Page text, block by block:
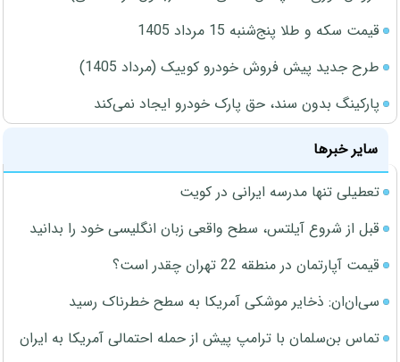
قیمت سکه و طلا پنج‌شنبه 15 مرداد 1405
طرح جدید پیش فروش خودرو کوییک (مرداد 1405)
پارکینگ بدون سند، حق پارک خودرو ایجاد نمی‌کند
سایر خبرها
تعطیلی تنها مدرسه ایرانی در کویت
قبل از شروع آیلتس، سطح واقعی زبان انگلیسی خود را بدانید
قیمت آپارتمان در منطقه 22 تهران چقدر است؟
سی‌ان‌ان: ذخایر موشکی آمریکا به سطح خطرناک رسید
تماس بن‌سلمان با ترامپ پیش از حمله احتمالی آمریکا به ایران